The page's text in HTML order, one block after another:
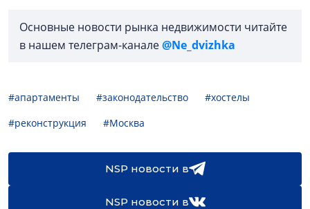
Основные новости рынка недвижимости читайте
в нашем телеграм-канале@Ne_dvizhka
#апартаменты #законодательство
#хостелы
#реконструкция
#Москва
NSP новости в
NSP новости в